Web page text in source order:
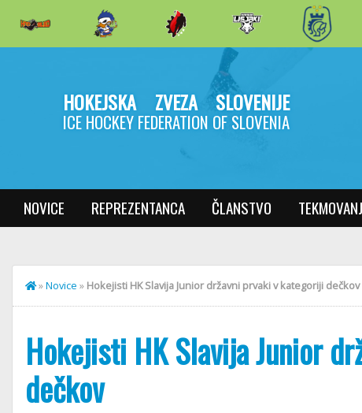
HOKEJSKA ZVEZA SLOVENIJE
ICE HOCKEY FEDERATION OF SLOVENIA
NOVICE REPREZENTANCA ČLANSTVO
»Novice » Hokejisti HK Slavija Junior državni prvaki v kategoriji dečkov
Hokejisti HK Slavija Junior
dečkov